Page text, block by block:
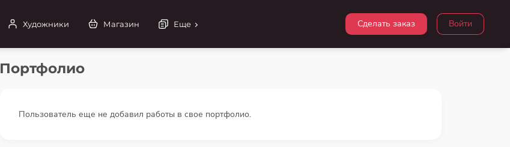
Войти
Сделать заказ
Художники Магазин Еще
Портфолио
Пользователь еще не добавил работы в свое портфолио.